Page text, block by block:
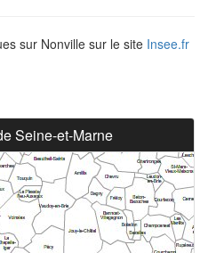
sur Nonville sur le site Insee.fr
Seine-et-Marne